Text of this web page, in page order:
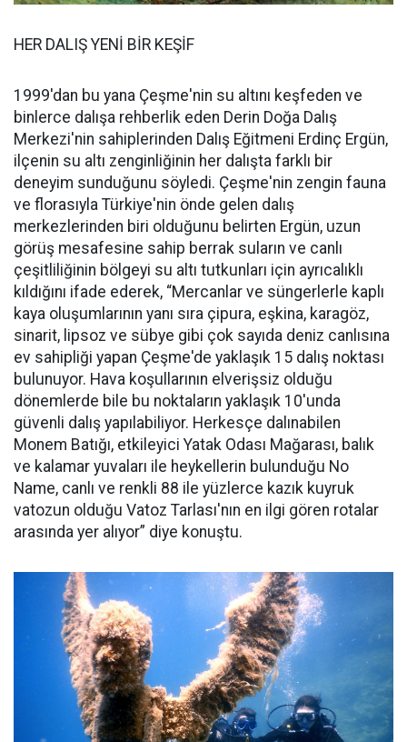
HER DALIŞ YENİ BİR KEŞİF
1999'dan bu yana Çeşme'nin su altını keşfeden ve
binlerce dalışa rehberlik eden Derin Doğa Dalış
Merkezi'nin sahiplerinden Dalış Eğitmeni Erdinç Ergün,
ilçenin su altı zenginliğinin her dalışta farklı bir
deneyim sunduğunu söyledi. Çeşme'nin zengin fauna
ve florasıyla Türkiye'nin önde gelen dalış
merkezlerinden biri olduğunu belirten Ergün, uzun
görüş mesafesine sahip berrak suların ve canlı
çeşitliliğinin bölgeyi su altı tutkunları için ayrıcalıklı
kıldığını ifade ederek, “Mercanlar ve süngerlerle kaplı
kaya oluşumlarının yanı sıra çipura, eşkina, karagöz,
sinarit, lipsoz ve sübye gibi çok sayıda deniz canlısına
ev sahipliği yapan Çeşme'de yaklaşık 15 dalış noktası
bulunuyor. Hava koşullarının elverişsiz olduğu
dönemlerde bile bu noktaların yaklaşık 10'unda
güvenli dalış yapılabiliyor. Herkesçe dalınabilen
Monem Batığı, etkileyici Yatak Odası Mağarası, balık
ve kalamar yuvaları ile heykellerin bulunduğu No
Name, canlı ve renkli 88 ile yüzlerce kazık kuyruk
vatozun olduğu Vatoz Tarlası'nın en ilgi gören rotalar
arasında yer alıyor” diye konuştu.